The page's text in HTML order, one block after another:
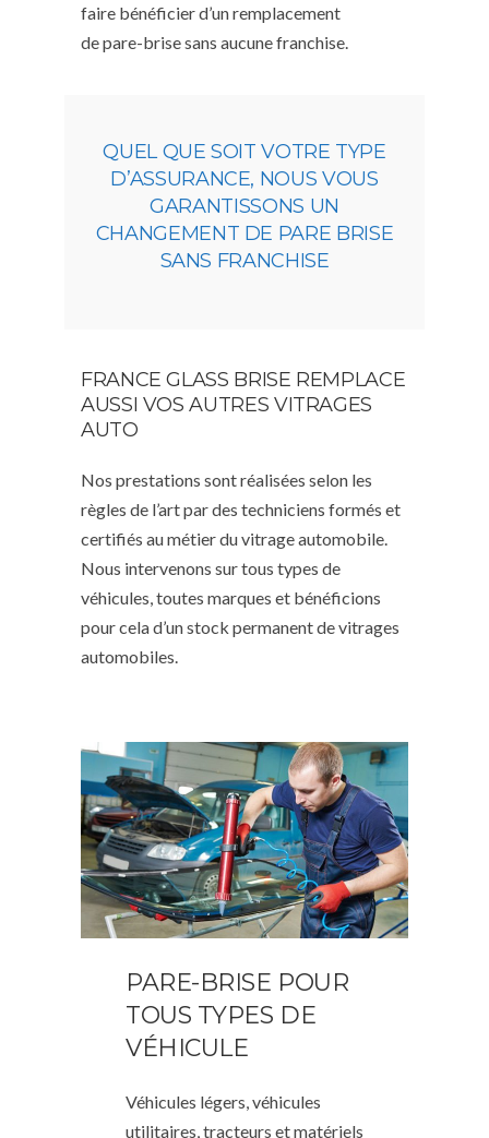
faire bénéficier d’un remplacement
de pare-brise sans aucune franchise.
QUEL QUE SOIT VOTRE TYPE
D’ASSURANCE, NOUS VOUS
GARANTISSONS UN
CHANGEMENT DE PARE BRISE
SANS FRANCHISE
FRANCE GLASS BRISE REMPLACE
AUSSI VOS AUTRES VITRAGES
AUTO
Nos prestations sont réalisées selon les
règles de l’art par des techniciens formés et
certifiés au métier du vitrage automobile.
Nous intervenons sur tous types de
véhicules, toutes marques et bénéficions
pour cela d’un stock permanent de vitrages
automobiles.
PARE-BRISE POUR
TOUS TYPES DE
VÉHICULE
Véhicules légers, véhicules
utilitaires, tracteurs et matériels